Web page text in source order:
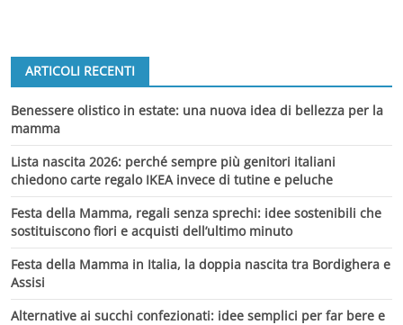
ARTICOLI RECENTI
Benessere olistico in estate: una nuova idea di bellezza per la
mamma
Lista nascita 2026: perché sempre più genitori italiani
chiedono carte regalo IKEA invece di tutine e peluche
Festa della Mamma, regali senza sprechi: idee sostenibili che
sostituiscono fiori e acquisti dell’ultimo minuto
Festa della Mamma in Italia, la doppia nascita tra Bordighera e
Assisi
Alternative ai succhi confezionati: idee semplici per far bere e